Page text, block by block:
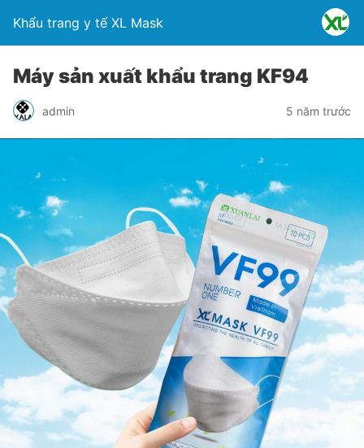
Khẩu trang y tế XL Mask
Máy sản xuất khẩu trang KF94
admin 5 năm trước